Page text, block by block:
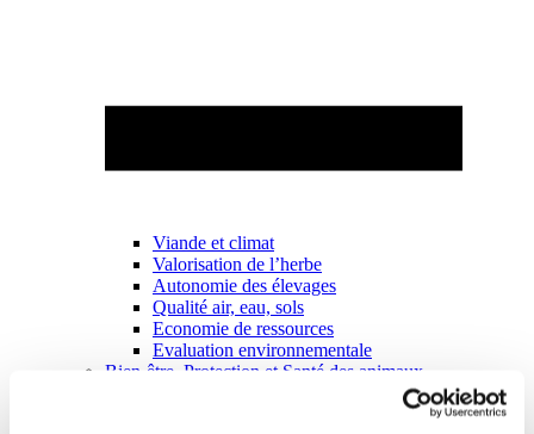
Viande et climat
Valorisation de l’herbe
Autonomie des élevages
Qualité air, eau, sols
Economie de ressources
Evaluation environnementale
Bien-être, Protection et Santé des animaux